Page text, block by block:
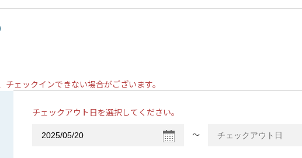
ェックインできない場合がございます。
チェックアウト日を選択してください。
〜